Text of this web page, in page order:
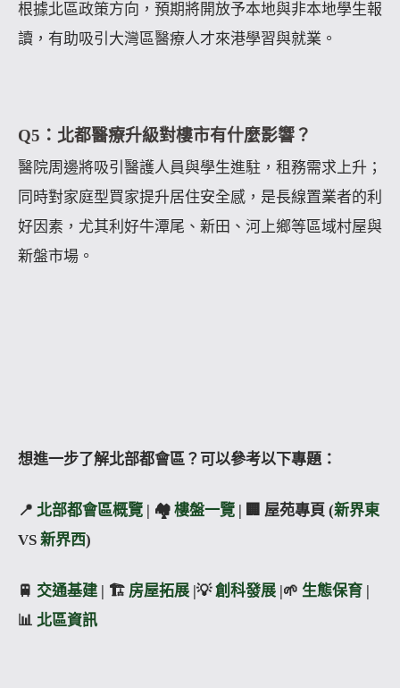
根據北區政策方向，預期將開放予本地與非本地學生報
讀，有助吸引大灣區醫療人才來港學習與就業。
Q5：北都醫療升級對樓市有什麼影響？
醫院周邊將吸引醫護人員與學生進駐，租務需求上升；
同時對家庭型買家提升居住安全感，是長線置業者的利
好因素，尤其利好牛潭尾、新田、河上鄉等區域村屋與
新盤市場。
想進一步了解北部都會區？可以參考以下專題：
📍 北部都會區概覽 | 🏘️ 樓盤一覽 | 🏢 屋苑專頁 (新界東
VS 新界西)
🚆 交通基建 | 🏗️ 房屋拓展 |💡 創科發展 |🌱 生態保育 |
📊 北區資訊